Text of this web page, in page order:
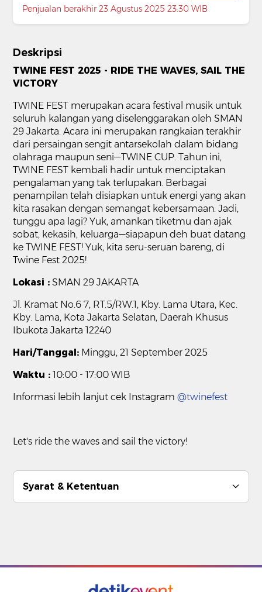
Penjualan berakhir 23 Agustus 2025 23:30 WIB
Deskripsi
TWINE FEST 2025 - RIDE THE WAVES, SAIL THE
VICTORY
TWINE FEST merupakan acara festival musik untuk
seluruh kalangan yang diselenggarakan oleh SMAN
29 Jakarta. Acara ini merupakan rangkaian terakhir
dari persaingan sengit antarsekolah dalam bidang
olahraga maupun seni—TWINE CUP. Tahun ini,
TWINE FEST kembali hadir untuk menciptakan
pengalaman yang tak terlupakan. Berbagai
penampilan telah disiapkan untuk energi yang akan
kita rasakan dengan semangat kebersamaan. Jadi,
tunggu apa lagi? Yuk, amankan tiketmu dan ajak
sobat, kekasih, keluarga—siapapun deh buat datang
ke TWINE FEST! Yuk, kita seru-seruan bareng, di
Twine Fest 2025!
Lokasi : SMAN 29 JAKARTA
Jl. Kramat No.6 7, RT.5/RW.1, Kby. Lama Utara, Kec.
Kby. Lama, Kota Jakarta Selatan, Daerah Khusus
Ibukota Jakarta 12240
Hari/Tanggal: Minggu, 21 September 2025
Waktu : 10:00 - 17:00 WIB
Informasi lebih lanjut cek Instagram @twinefest
Let's ride the waves and sail the victory!
Syarat & Ketentuan